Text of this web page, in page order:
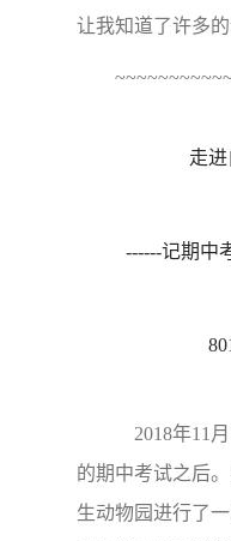
让我知道了许多的
走
------记期中
2018年11
的期中考试之后
生动物园进行了